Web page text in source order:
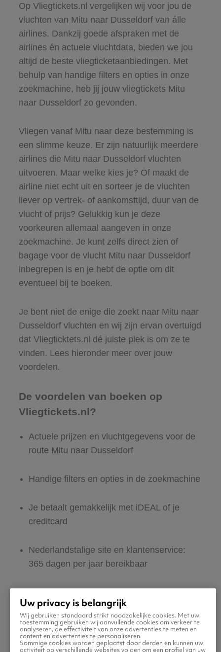
Op Vliegtickets.nl vergelijken wij voor jou de
vluchten van Mitu naar Dusseldorf van álle
airlines. Dankzij goede afspraken met de
airlines én actuele vluchtdata, bieden we jou
altijd de beste vliegticketaanbiedingen. Met
behulp van handige filters en opties in onze
zoekmachine, heb jij jouw vliegtickets Mitu
naar Dusseldorf zo gevonden.
Vliegen vanaf Mitu naar deze bestemming is
een slimme keuze. Er zijn natuurlijk meerdere
airlines die Mitu naar Dusseldorf vluchten
uitvoeren. Maar welke kies je? Of maakt de
airline niet echt uit en sorteer je de vluchten
liever op vertrek- of aankomsttijd, duur van de
vlucht of prijs? Gelukkig kun je deze
voorkeuren allemaal aangeven in onze
zoekmachine. Je kunt zelfs direct zien of
bagage voor de vlucht Mitu naar Dusseldorf
inbegrepen is en je hebt de optie om dit
eventueel bij te boeken.
Je bent niet de enige die zoekt naar Mitu naar
Dusseldorf vluchten en wij zijn ervan overtuigd
dat Vliegticktets.nl dé juiste plek is om ze te
vinden. Lees hieronder meer over jouw
voordelen.
De voordelen van boeken op
Vliegtickets.nl?
Actuele prijzen en vluchtgegevens voor de
route Mitu naar Dusseldorf
Handige filters en opties in de zoekmachine
Je betaalt gemakkelijk met iDEAL of je
creditcard
Nederlandstalige site en klantenservice:
365 dagen per jaar bereikbaar
Boek ook direct een hotel of huurauto voor
in Dusseldorf
Uw privacy is belangrijk
Wij gebruiken standaard strikt noodzakelijke cookies. Met uw
toestemming gebruiken wij aanvullende cookies om verkeer te
analyseren, de effectiviteit van onze advertenties te meten en
content en advertenties te personaliseren.
Sommige cookies worden geplaatst door derden en kunnen uw
activiteit op verschillende websites volgen om een profiel van uw